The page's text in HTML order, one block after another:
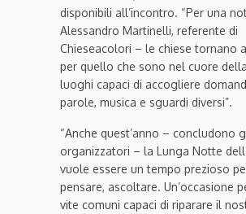
disponibili all’incontro. “Per una
Alessandro Martinelli, referente di
Chieseacolori – le chiese tornano
per quello che sono nel cuore
luoghi capaci di accogliere
parole, musica e sguardi diversi”.
“Anche quest’anno – concludono
organizzatori – la Lunga Notte
vuole essere un tempo prezioso
pensare, ascoltare. Un’occasione
vite comuni capaci di riparare il